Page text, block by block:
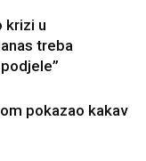
krizi u
treba
pokazao kakav